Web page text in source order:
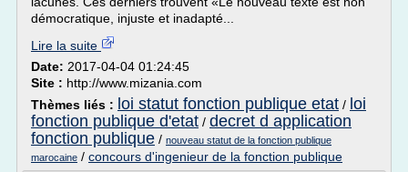
démocratique, injuste et inadapté...
Lire la suite
Date: 2017-04-04 01:24:45
Site : http://www.mizania.com
Thèmes liés : loi statut fonction publique etat / loi
fonction publique d'etat / decret d application
fonction publique / nouveau statut de la fonction publique
marocaine / concours d'ingenieur de la fonction publique